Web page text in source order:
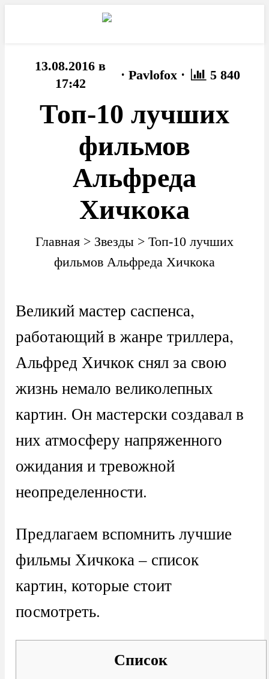
13.08.2016 в
17:42
· Pavlofox · 5 840
Топ-10 лучших
фильмов
Альфреда
Хичкока
Главная > Звезды > Топ-10 лучших
фильмов Альфреда Хичкока
Великий мастер саспенса,
работающий в жанре триллера,
Альфред Хичкок снял за свою
жизнь немало великолепных
картин. Он мастерски создавал в
них атмосферу напряженного
ожидания и тревожной
неопределенности.
Предлагаем вспомнить лучшие
фильмы Хичкока – список
картин, которые стоит
посмотреть.
Список